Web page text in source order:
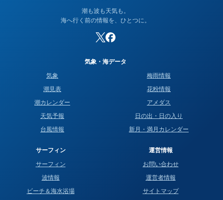
潮も波も天気も。
海へ行く前の情報を、ひとつに。
気象・海データ
気象
潮見表
潮カレンダー
天気予報
台風情報
梅雨情報
花粉情報
アメダス
日の出・日の入り
新月・満月カレンダー
サーフィン
サーフィン
波情報
ビーチ＆海水浴場
運営情報
お問い合わせ
運営者情報
サイトマップ